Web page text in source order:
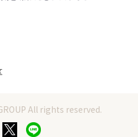
All rights reserved.